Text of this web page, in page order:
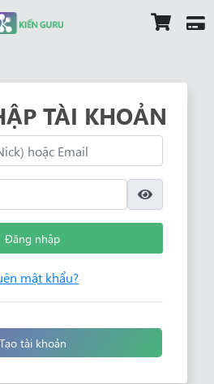
TÀI KHOẢN
Đăng nhập
mật khẩu?
Tạo tài khoản